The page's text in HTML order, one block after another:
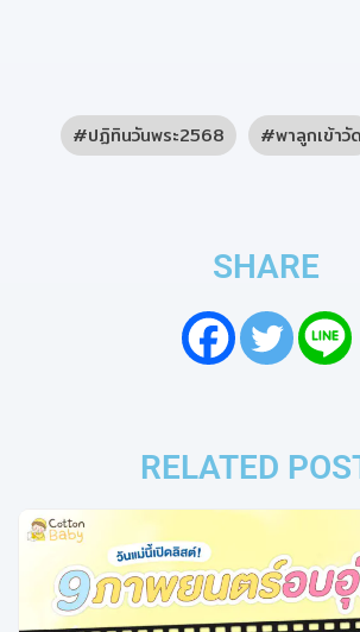
ปฏิทินวันพระ2568 พาลูกเข้าวัด
SHARE
RELATED